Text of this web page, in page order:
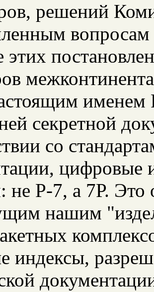
решений
этих
секретной
со
цифровые
не Р-7, а 7Р. Это
нашим
индексы,